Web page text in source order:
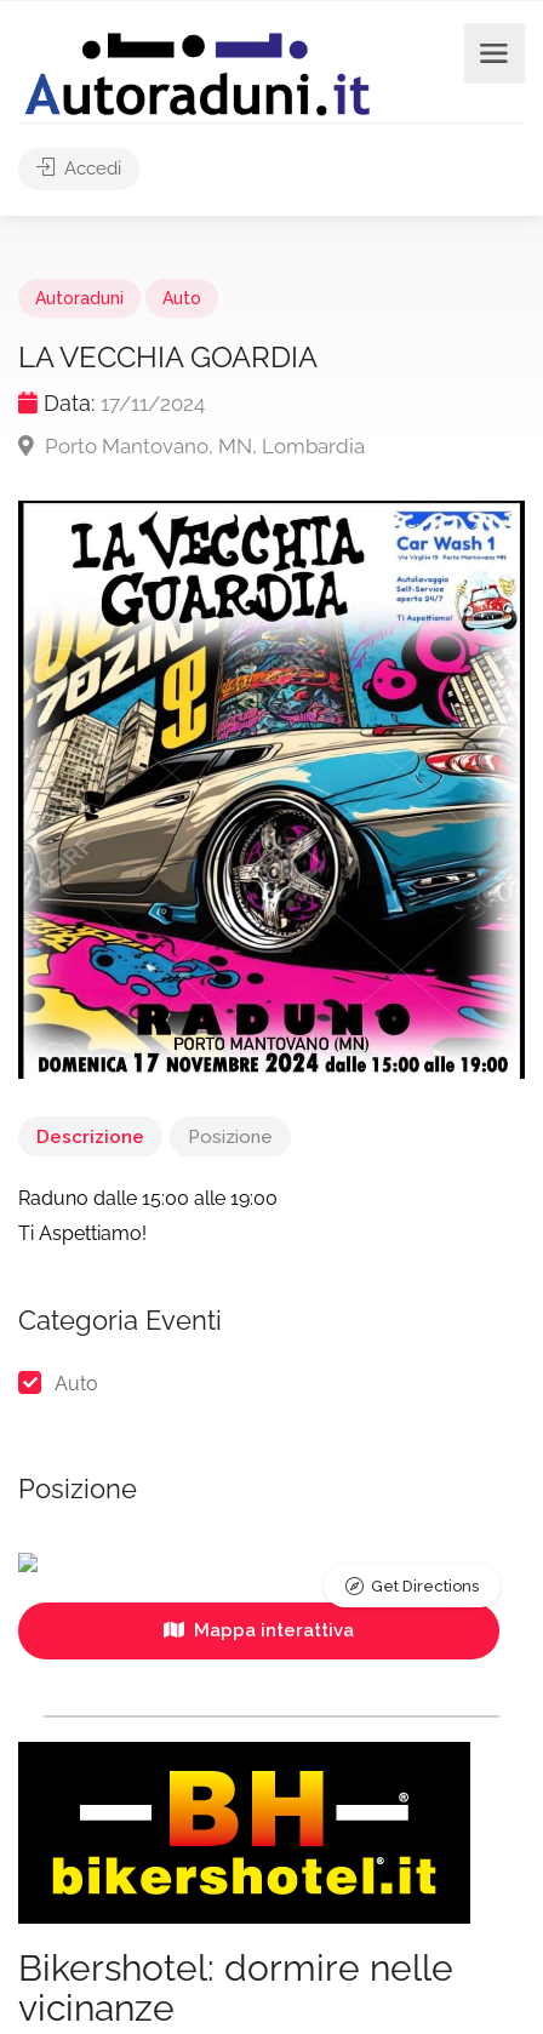
Accedi
Autoraduni Auto
LA VECCHIA GOARDIA
Data: 17/11/2024
Porto Mantovano, MN, Lombardia
Descrizione Posizione
Raduno dalle 15:00 alle 19:00
Ti Aspettiamo!
Categoria Eventi
Auto
Posizione
Mappa interattiva
Get Directions
Bikershotel: dormire nelle
vicinanze